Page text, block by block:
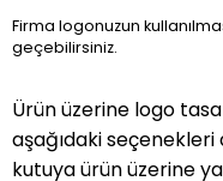
Firma logonuzun
geçebilirsiniz.
Ürün üzerine logo
aşağıdaki
kutuya ürün üzerine